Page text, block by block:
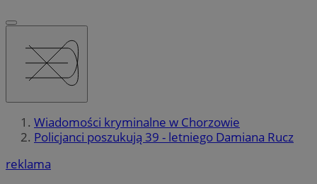
Wiadomości kryminalne w Chorzowie
Policjanci poszukują 39 - letniego Damiana Rucz
reklama